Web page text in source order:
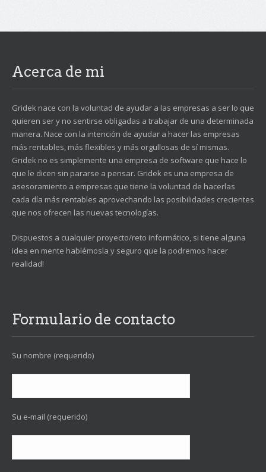
Acerca de mi
Gridek nace con la voluntad de ayudar a las empresas a ser lo que
quieren ser y no sentirse obligadas a trabajar de una determinada
manera. Nace con la intención de ayudar a hacer las empresas
más rentables, más flexibles y más orgullosas de sí mismas.
Gridek no es simplemente una empresa de software que hace lo
que le dicen sin pararse a pensar. Gridek es una empresa de
asesoramiento a empresas que tiene la voluntad de hacerlas
cada día más rentables aprovechando las posibilidades crecientes
que nos ofrecen las nuevas tecnologías.
Dispuestos a cualquier proyecto/reto informático, si tiene alguna
idea en mente hablémosla y seguro que la podremos hacer
realidad!
Formulario de contacto
Su nombre (requerido)
Su e-mail (requerido)